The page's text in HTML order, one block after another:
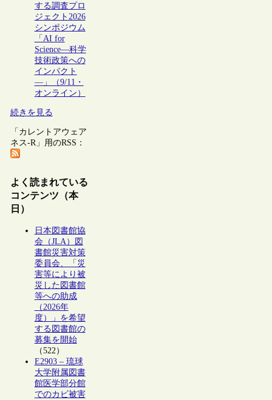
する調査プロ
ジェクト2026
シンポジウム
「AI for
Science―科学
技術政策への
インパクト
―」（9/11・
オンライン）
続きを見る
「カレントアウェア
ネス-R」用のRSS：
よく読まれている
コンテンツ（本
日）
日本図書館協
会（JLA）図
書館災害対策
委員会、「災
害等により被
災した図書館
等への助成
（2026年
度）」を希望
する図書館の
募集を開始
（522）
E2903 – 琉球
大学附属図書
館医学部分館
でのカビ被害